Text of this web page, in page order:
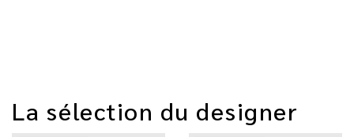
La sélection du designer